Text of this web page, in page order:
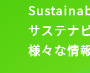
サステナ
様々な情